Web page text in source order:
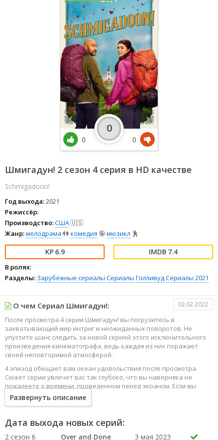
Шмигадун! 2 сезон 4 серия в HD качестве
Schmigadoon!
Год выхода:2021
Режиссёр:
Производство:США🇺🇸
Жанр:мелодрама 👫комедия 🤪мюзикл 🕺
6.9 7.4
В ролях:
Разделы: Зарубежные сериалы Сериалы ГолливудСериалы 2021
0
0
0
О чем Сериал Шмигадун!: 02.02.2022
После просмотра 4 серии Шмигадун! вы погрузитесь в
захватывающий мир интриг и неожиданных поворотов. Не
упустите шанс следить за новой серией этого исключительного
произведения кинематографа, ведь каждая из них поражает
своей неповторимой атмосферой.
4 эпизод обещает вам океан удовольствия после просмотра.
Сюжет серии увлечет вас так глубоко, что вы наверняка не
пожалеете о времени, проведенном перед экраном. Если вы
жаждете наслаждаться онлайн этим сериалом в высоком
качестве HD, то ваш выбор будет весьма правильным. Каждый
событиями, но и яркими, запоминающимися героями, которые
надолго останутся в вашей памяти.
Развернуть описание
Дата выхода новых серий:
2 сезон 6
Over and Done
3 мая 2023